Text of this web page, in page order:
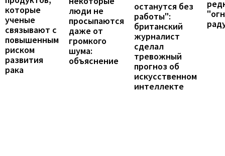
которые
ученые
связывают с
повышенным
риском
развития
рака
люди не
просыпаются
даже от
громкого
шума:
объяснение
останутся без
работы":
британский
журналист
сделал
тревожный
прогноз об
искусственном
интеллекте